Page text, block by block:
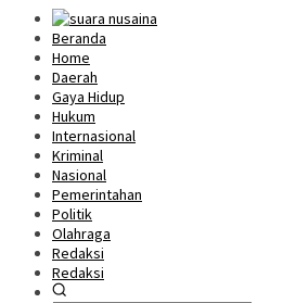
Beranda
Home
Daerah
Gaya Hidup
Hukum
Internasional
Kriminal
Nasional
Pemerintahan
Politik
Olahraga
Redaksi
Redaksi